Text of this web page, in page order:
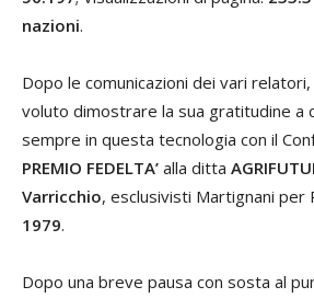
nazioni.
Dopo le comunicazioni dei vari
voluto dimostrare la sua gratitudine a
sempre in questa tecnologia con il
PREMIO FEDELTA’ alla ditta
Varricchio, esclusivisti Martignani per
1979.
Dopo una breve pausa con sosta al